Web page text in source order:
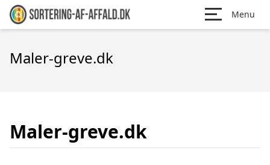
Menu
Maler-greve.dk
Maler-greve.dk